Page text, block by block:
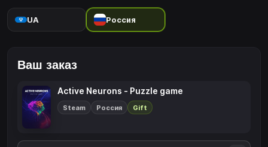
UA Россия
Ваш заказ
Active Neurons - Puzzle game
Steam Россия Gift